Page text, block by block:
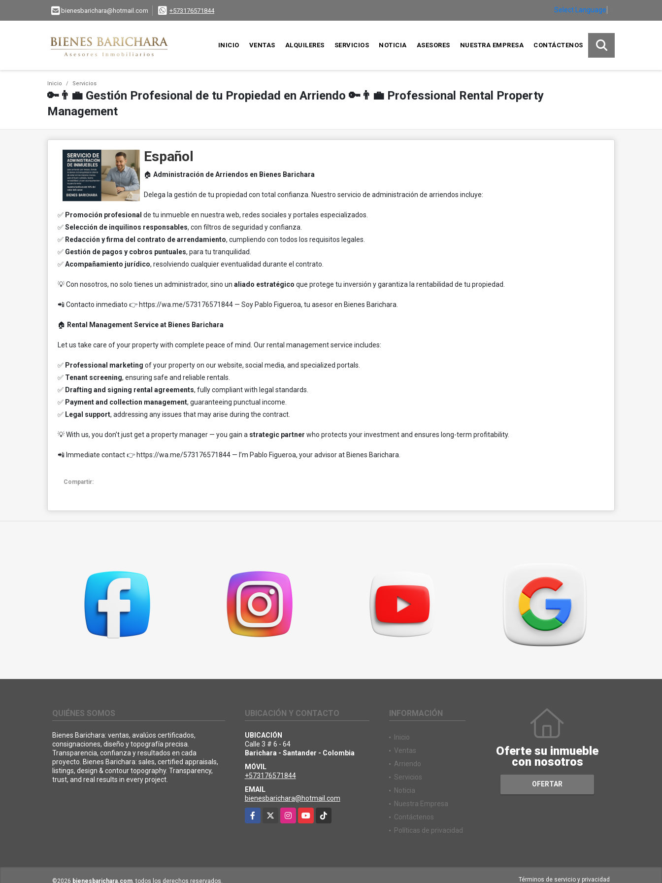
bienesbarichara@hotmail.com +573176571844 Select Language
INICIO VENTAS ALQUILERES SERVICIOS NOTICIA ASESORES NUESTRA EMPRESA CONTÁCTENOS
Inicio Servicios
🔑👨‍💼 Gestión Profesional de tu Propiedad en Arriendo 🔑👨‍💼 Professional Rental Property
Management
Español
🏠 Administración de Arriendos en Bienes Barichara
Delega la gestión de tu propiedad con total confianza. Nuestro servicio de administración de arriendos incluye:
✅ Promoción profesional de tu inmueble en nuestra web, redes sociales y portales especializados.
✅Selección de inquilinos responsables, con filtros de seguridad y confianza.
✅ Redacción y firma del contrato de arrendamiento, cumpliendo con todos los requisitos legales.
✅ Gestión de pagos y cobros puntuales, para tu tranquilidad.
✅Acompañamiento jurídico, resolviendo cualquier eventualidad durante el contrato.
💡 Con nosotros, no solo tienes un administrador, sino un aliado estratégico que protege tu inversión y garantiza la rentabilidad de tu propiedad.
📲 Contacto inmediato 👉 https://wa.me/573176571844 — Soy Pablo Figueroa, tu asesor en Bienes Barichara.
🏠 Rental Management Service at Bienes Barichara
Let us take care of your property with complete peace of mind. Our rental management service includes:
✅ Professional marketing of your property on our website, social media, and specialized portals.
✅ Tenant screening, ensuring safe and reliable rentals.
✅ Drafting and signing rental agreements, fully compliant with legal standards.
✅ Payment and collection management, guaranteeing punctual income.
✅ Legal support, addressing any issues that may arise during the contract.
💡 With us, you don’t just get a property manager — you gain a strategic partner who protects your investment and ensures long-term profitability.
📲 Immediate contact 👉 https://wa.me/573176571844 — I’m Pablo Figueroa, your advisor at Bienes Barichara.
Compartir:
QUIÉNES SOMOS
Bienes Barichara: ventas, avalúos certificados,
consignaciones, diseño y topografía precisa.
Transparencia, confianza y resultados en cada
proyecto. Bienes Barichara: sales, certified appraisals,
listings, design & contour topography. Transparency,
trust, and real results in every project.
UBICACIÓN Y CONTACTO
UBICACIÓN
Calle 3 # 6 - 64
Barichara - Santander - Colombia
MÓVIL
+573176571844
EMAIL
bienesbarichara@hotmail.com
Facebook
InstagramYouTubeTikTok
INFORMACIÓN
Inicio
Ventas
Arriendo
Servicios
Noticia
Nuestra Empresa
Contáctenos
Políticas de privacidad
Oferte su inmueble
con nosotros
OFERTAR
©2026 bienesbarichara.com, todos los derechos reservados. Términos de servicio y privacidad